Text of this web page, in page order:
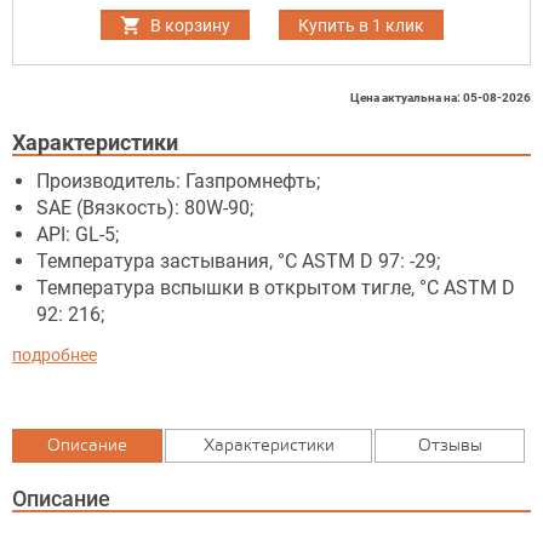
В корзину Купить в 1 клик
Цена актуальна на: 05-08-2026
Характеристики
Производитель: Газпромнефть;
SAE (Вязкость): 80W-90;
API: GL-5;
Температура застывания, °C ASTM D 97: -29;
Температура вспышки в открытом тигле, °C ASTM D
92: 216;
подробнее
Описание Характеристики Отзывы
Описание